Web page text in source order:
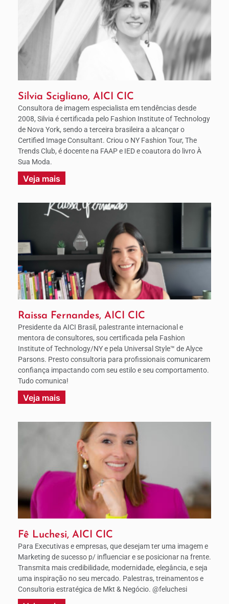
Silvia Scigliano, AICI CIC
Consultora de imagem especialista em tendências desde
2008, Silvia é certificada pelo Fashion Institute of Technology
de Nova York, sendo a terceira brasileira a alcançar o
Certified Image Consultant. Criou o NY Fashion Tour, The
Trends Club, é docente na FAAP e IED e coautora do livro À
Sua Moda.
Veja mais
Raissa Fernandes, AICI CIC
Presidente da AICI Brasil, palestrante internacional e
mentora de consultores, sou certificada pela Fashion
Institute of Technology/NY e pela Universal Style™ de Alyce
Parsons. Presto consultoria para profissionais comunicarem
confiança impactando com seu estilo e seu comportamento.
Tudo comunica!
Veja mais
Fê Luchesi, AICI CIC
Para Executivas e empresas, que desejam ter uma imagem e
Marketing de sucesso p/ influenciar e se posicionar na frente.
Transmita mais credibilidade, modernidade, elegância, e seja
uma inspiração no seu mercado. Palestras, treinamentos e
Consultoria estratégica de Mkt & Negócio. @feluchesi